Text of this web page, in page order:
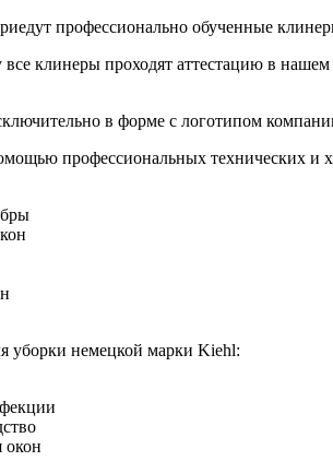
профессионально обученные
клинеры проходят аттестацию в
в форме с логотипом
профессиональных технических и
уборки немецкой марки Kiehl:
окон